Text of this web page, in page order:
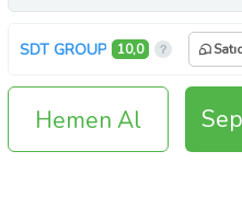
SDT GROUP 10,0
Hemen Al